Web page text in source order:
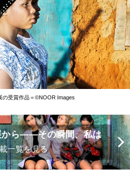
の受賞作品＝©NOOR Images
から――その瞬間、私は
一覧を見る